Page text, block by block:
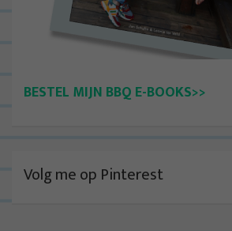
BESTEL MIJN BBQ E-BOOKS>>
Volg me op Pinterest